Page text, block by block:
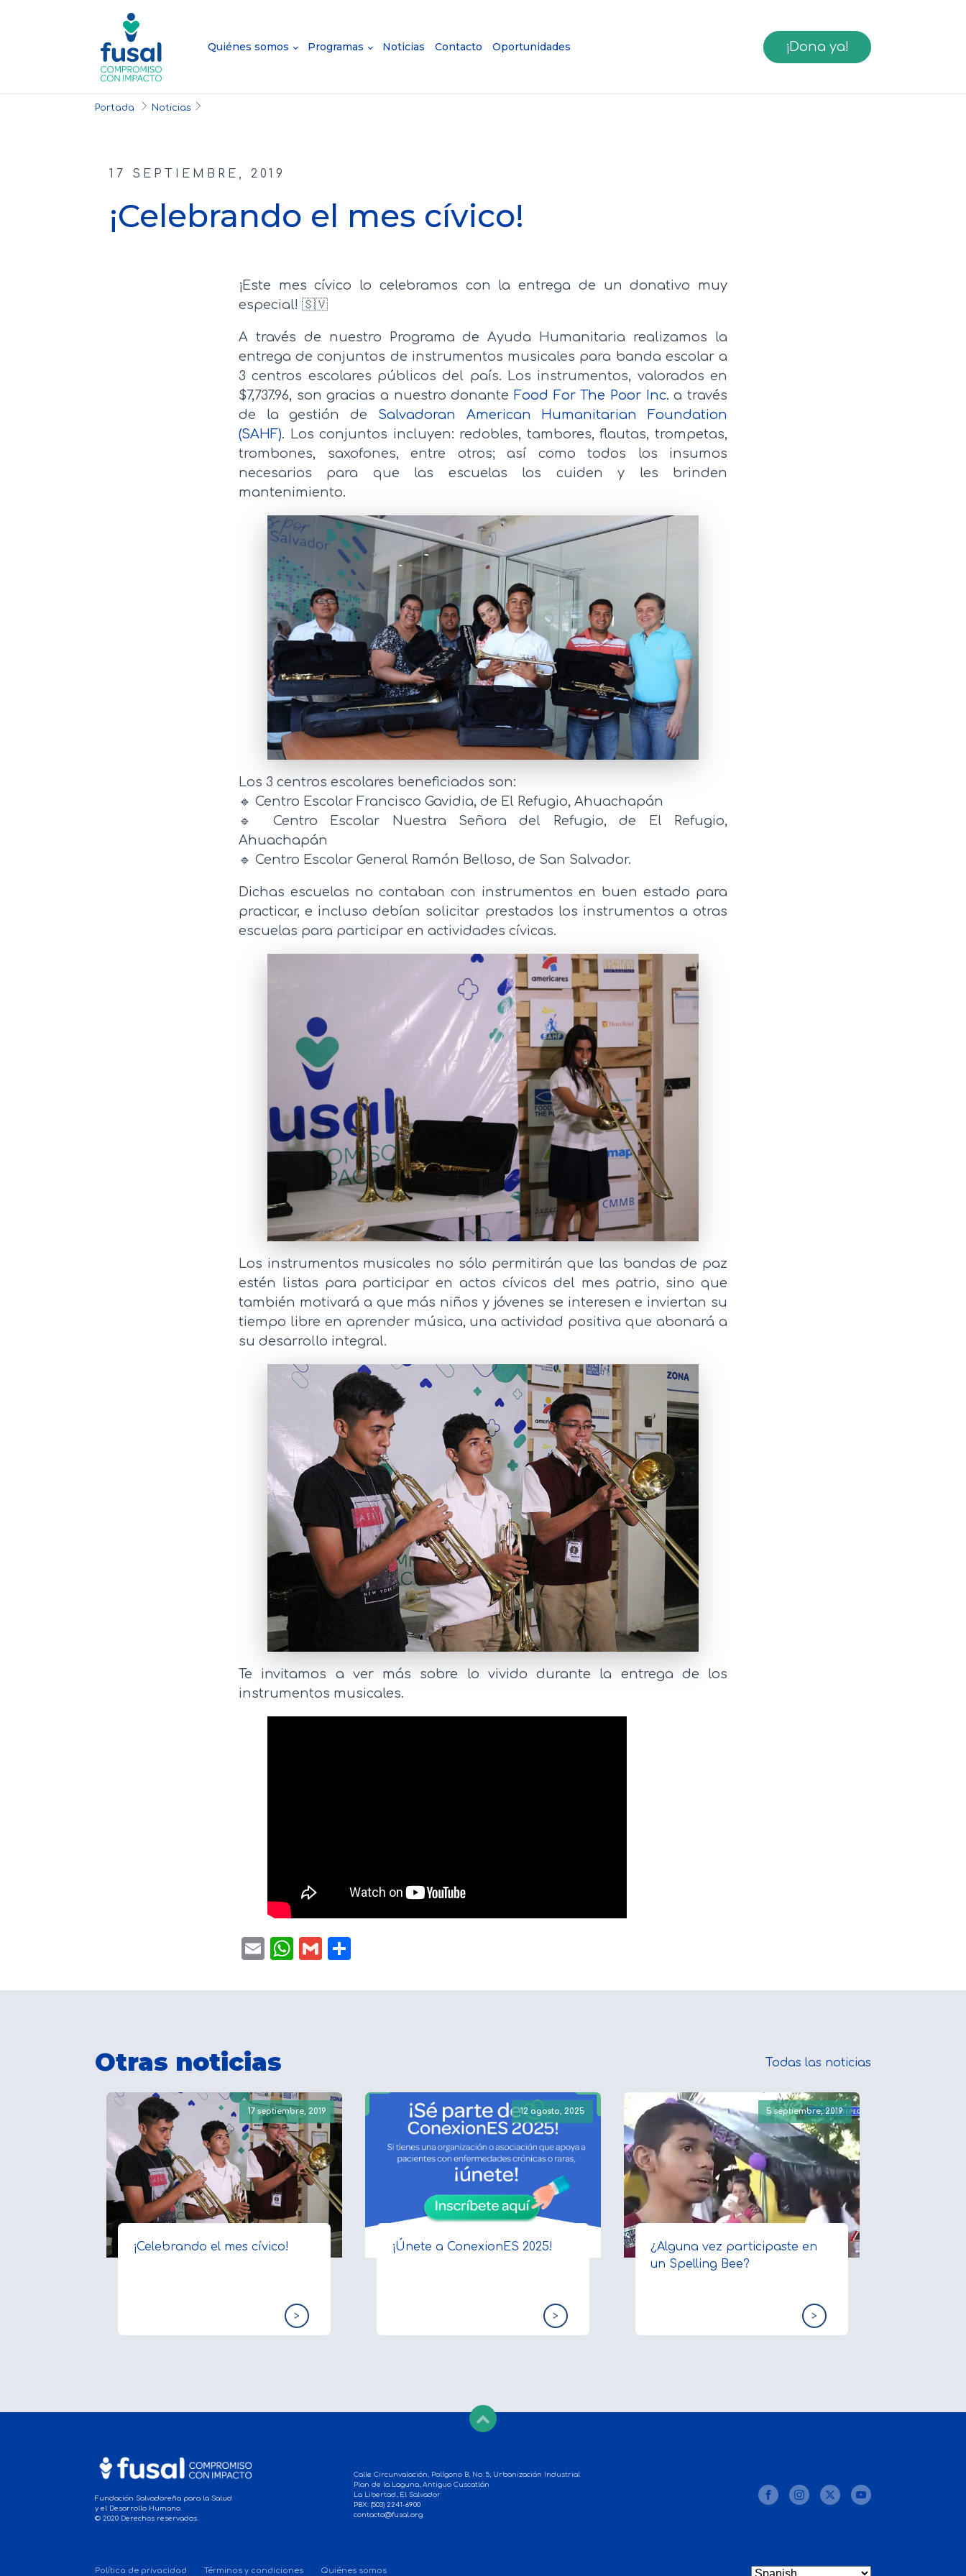
Quiénes somos Programas Noticias Contacto Oportunidades ¡Dona ya!
Portada Noticias
17 SEPTIEMBRE, 2019
¡Celebrando el mes cívico!
¡Este mes cívico lo celebramos con la entrega de un donativo muy
especial! 🇸🇻
A través de nuestro Programa de Ayuda Humanitaria realizamos la
entrega de conjuntos de instrumentos musicales para banda escolar a
3 centros escolares públicos del país. Los instrumentos, valorados en
$7,737.96, son gracias a nuestro donante Food For The Poor Inc. a través
de la gestión de Salvadoran American Humanitarian Foundation
(SAHF). Los conjuntos incluyen: redobles, tambores, flautas, trompetas,
trombones, saxofones, entre otros; así como todos los insumos
necesarios para que las escuelas los cuiden y les brinden
mantenimiento.
Los 3 centros escolares beneficiados son:
🔹 Centro Escolar Francisco Gavidia, de El Refugio, Ahuachapán
🔹 Centro Escolar Nuestra Señora del Refugio, de El Refugio,
Ahuachapán
🔹 Centro Escolar General Ramón Belloso, de San Salvador.
Dichas escuelas no contaban con instrumentos en buen estado para
practicar, e incluso debían solicitar prestados los instrumentos a otras
escuelas para participar en actividades cívicas.
Los instrumentos musicales no sólo permitirán que las bandas de paz
estén listas para participar en actos cívicos del mes patrio, sino que
también motivará a que más niños y jóvenes se interesen e inviertan su
tiempo libre en aprender música, una actividad positiva que abonará a
su desarrollo integral.
Te invitamos a ver más sobre lo vivido durante la entrega de los
instrumentos musicales.
EmailWhatsApp
Gmail
Otras noticias Todas las noticias
17 septiembre, 2019
¡Celebrando el mes cívico!
>
12 agosto, 2025
¡Únete a ConexionES 2025!
>
5 septiembre, 2019
¿Alguna vez participaste en
un Spelling Bee?
>
Fundación Salvadoreña para la Salud
y el Desarrollo Humano.
© 2020 Derechos reservados.
Calle Circunvalación, Polígono B, No. 5, Urbanización Industrial
Plan de la Laguna, Antiguo Cuscatlán
La Libertad, El Salvador
PBX: (503) 2241-6900
contacto@fusal.org
Política de privacidad Términos y condiciones Quiénes somos